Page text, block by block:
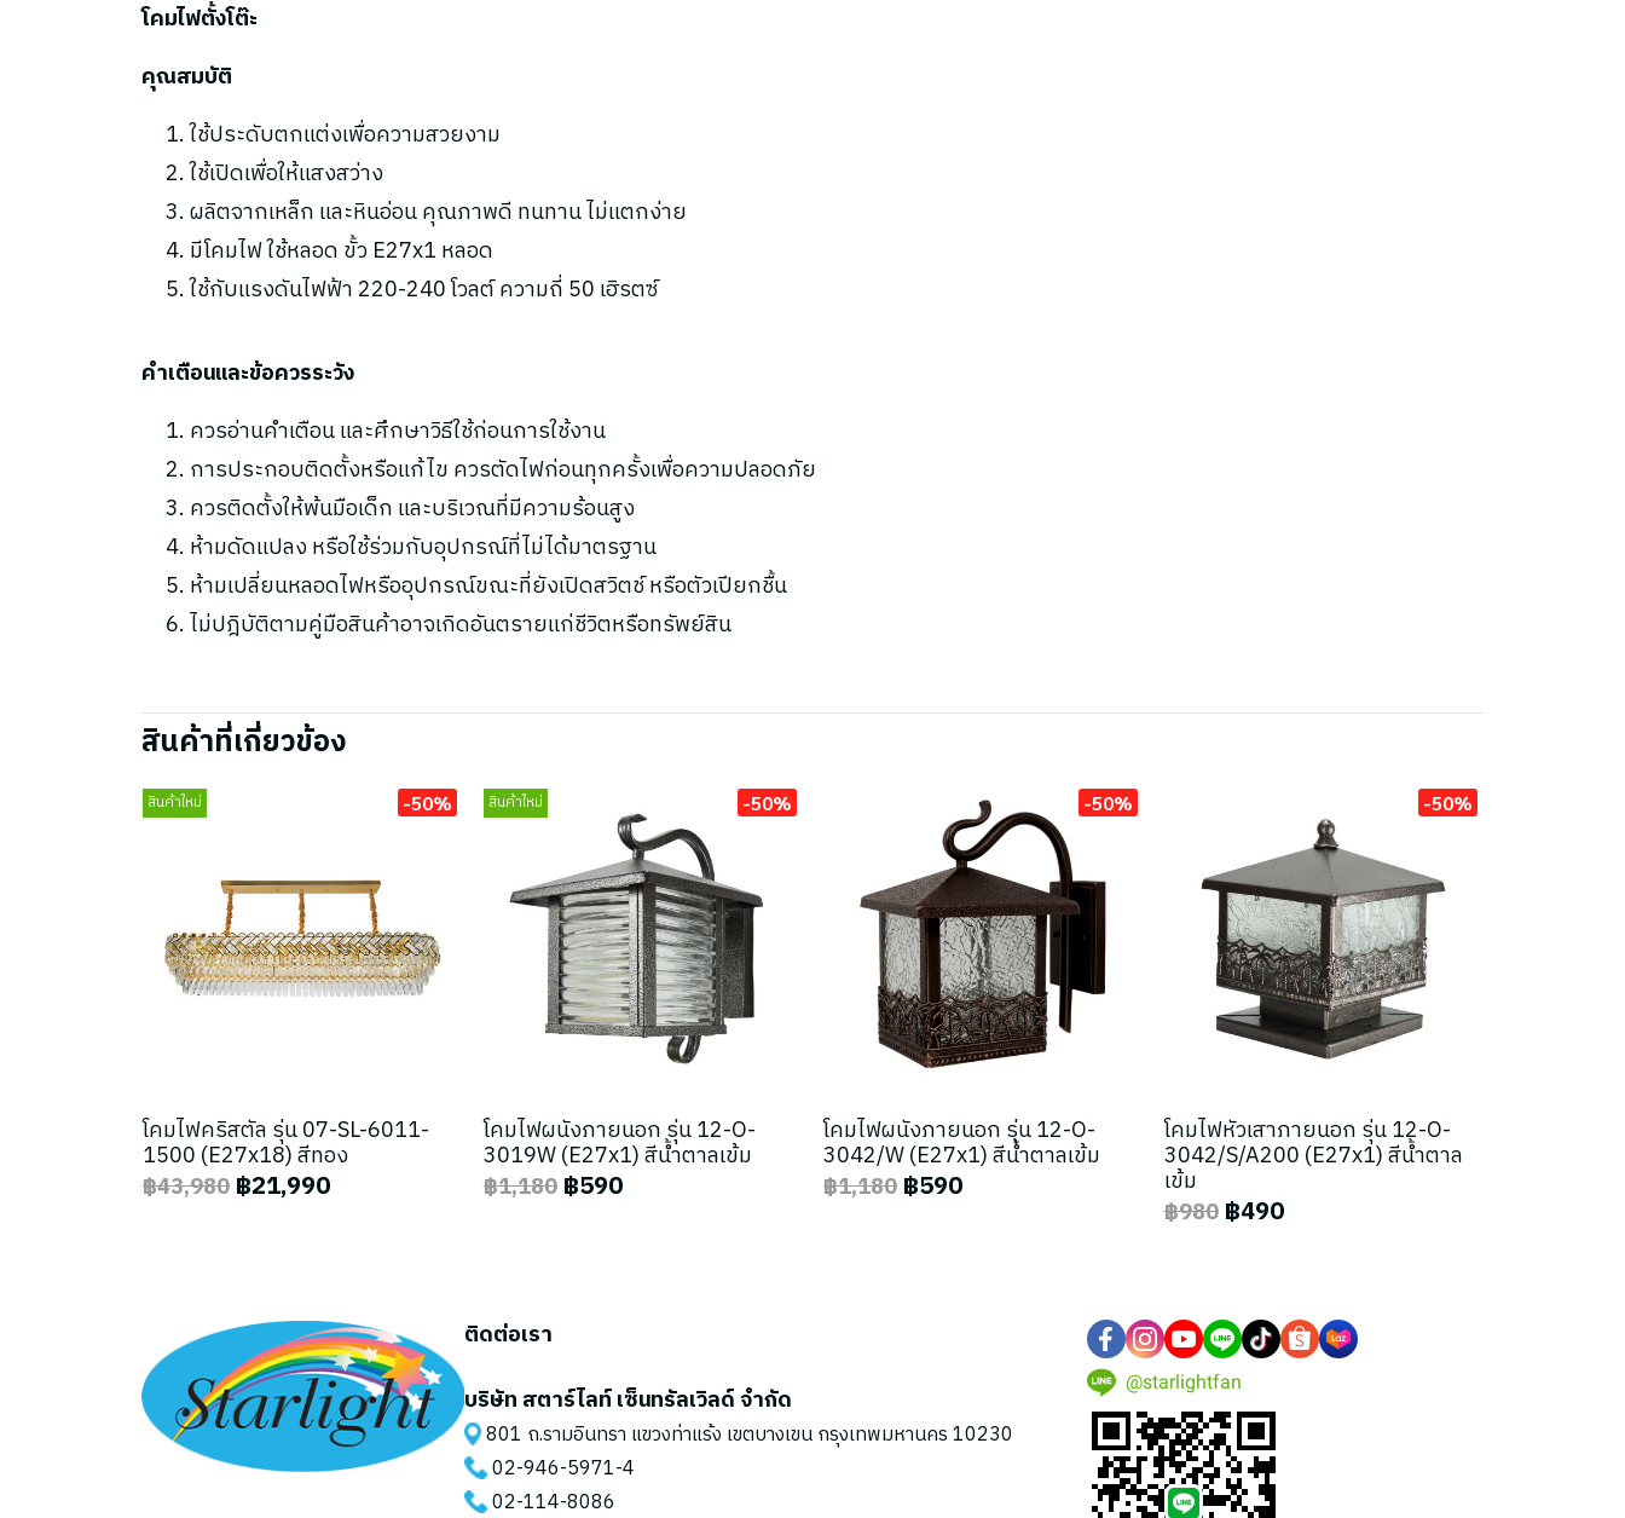
โคมไฟตั้งโต๊ะ
คุณสมบัติ
ใช้ประดับตกแต่งเพื่อความสวยงาม
ใช้เปิดเพื่อให้แสงสว่าง
ผลิตจากเหล็ก และหินอ่อน คุณภาพดี ทนทาน ไม่แตกง่าย
มีโคมไฟ ใช้หลอด ขั้ว E27x1 หลอด
ใช้กับแรงดันไฟฟ้า 220-240 โวลต์ ความถี่ 50 เฮิรตซ์
คำเตือนและข้อควรระวัง
ควรอ่านคำเตือน และศึกษาวิธีใช้ก่อนการใช้งาน
การประกอบติดตั้งหรือแก้ไข ควรตัดไฟก่อนทุกครั้งเพื่อความปลอดภัย
ควรติดตั้งให้พ้นมือเด็ก และบริเวณที่มีความร้อนสูง
ห้ามดัดแปลง หรือใช้ร่วมกับอุปกรณ์ที่ไม่ได้มาตรฐาน
ห้ามเปลี่ยนหลอดไฟหรืออุปกรณ์ขณะที่ยังเปิดสวิตช์ หรือตัวเปียกชื้น
ไม่ปฎิบัติตามคู่มือสินค้าอาจเกิดอันตรายแก่ชีวิตหรือทรัพย์สิน
สินค้าที่เกี่ยวข้อง
สินค้าใหม่ -50%
โคมไฟคริสตัล รุ่น 07-SL-6011-
1500 (E27x18) สีทอง
฿43,980 ฿21,990
สินค้าใหม่ -50%
โคมไฟผนังภายนอก รุ่น 12-O-
3019W (E27x1) สีน้ำตาลเข้ม
฿1,180 ฿590
-50%
โคมไฟผนังภายนอก รุ่น 12-O-
3042/W (E27x1) สีน้ำตาลเข้ม
฿1,180 ฿590
-50%
โคมไฟหัวเสาภายนอก รุ่น 12-O-
3042/S/A200 (E27x1) สีน้ำตาล
เข้ม
฿980 ฿490
ติดต่อเรา
บริษัท สตาร์ไลท์ เซ็นทรัลเวิลด์ จำกัด
801 ถ.รามอินทรา แขวงท่าแร้ง เขตบางเขน กรุงเทพมหานคร 10230
02-946-5971-4
02-114-8086
@starlightfan